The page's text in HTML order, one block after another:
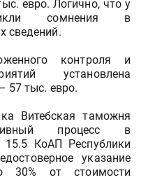
евро. Логично, что у
сомнения в
сведений.
контроля и
установлена
57 тыс. евро.
Витебская таможня
процесс в
КоАП Республики
указание
30% от стоимости